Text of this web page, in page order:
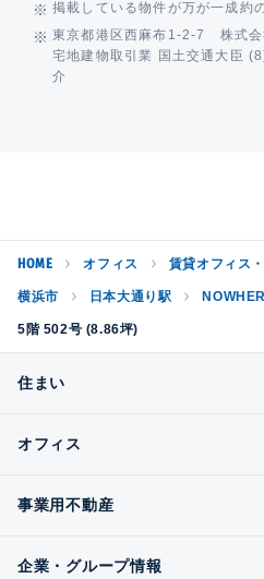
掲載している物件が万が一成約
東京都港区西麻布1-2-7 株式
宅地建物取引業 国土交通大臣
介
HOME オフィス 賃貸オフィス
横浜市 日本大通り駅
5階 502号 (8.86坪)
住まい
オフィス
事業用不動産
企業・グループ情報